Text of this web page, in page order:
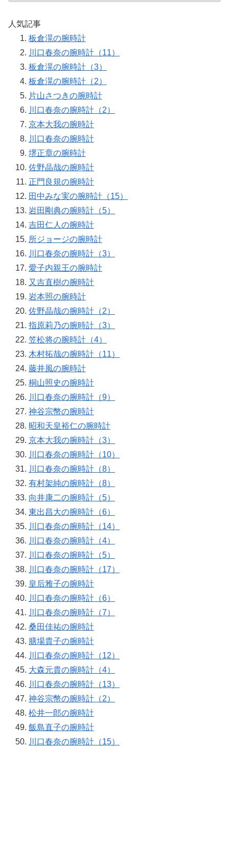
人気記事
板倉滉の腕時計
川口春奈の腕時計（11）
板倉滉の腕時計（3）
板倉滉の腕時計（2）
片山さつきの腕時計
川口春奈の腕時計（2）
京本大我の腕時計
川口春奈の腕時計
堺正章の腕時計
佐野晶哉の腕時計
正門良規の腕時計
田中みな実の腕時計（15）
岩田剛典の腕時計（5）
吉田仁人の腕時計
所ジョージの腕時計
川口春奈の腕時計（3）
愛子内親王の腕時計
又吉直樹の腕時計
岩本照の腕時計
佐野晶哉の腕時計（2）
指原莉乃の腕時計（3）
笠松将の腕時計（4）
木村拓哉の腕時計（11）
藤井風の腕時計
桐山照史の腕時計
川口春奈の腕時計（9）
神谷宗幣の腕時計
昭和天皇裕仁の腕時計
京本大我の腕時計（3）
川口春奈の腕時計（10）
川口春奈の腕時計（8）
有村架純の腕時計（8）
向井康二の腕時計（5）
東出昌大の腕時計（6）
川口春奈の腕時計（14）
川口春奈の腕時計（4）
川口春奈の腕時計（5）
川口春奈の腕時計（17）
皇后雅子の腕時計
川口春奈の腕時計（6）
川口春奈の腕時計（7）
桑田佳祐の腕時計
膳場貴子の腕時計
川口春奈の腕時計（12）
大森元貴の腕時計（4）
川口春奈の腕時計（13）
神谷宗幣の腕時計（2）
松井一郎の腕時計
飯島直子の腕時計
川口春奈の腕時計（15）